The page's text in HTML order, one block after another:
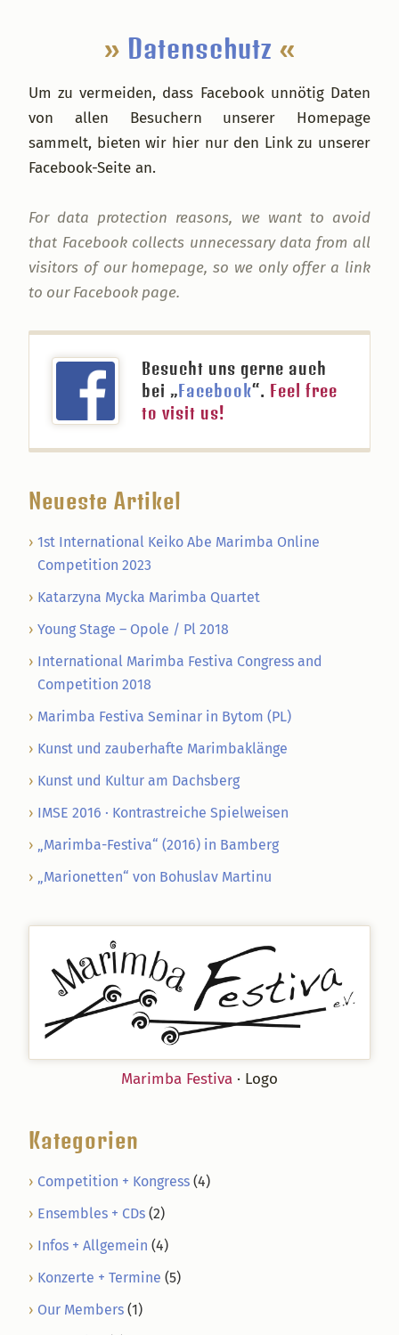
» Datenschutz «
Um zu vermeiden, dass Facebook unnötig Daten
von allen Besuchern unserer Homepage
sammelt, bieten wir hier nur den Link zu unserer
Facebook-Seite an.
For data protection reasons, we want to avoid
that Facebook collects unnecessary data from all
visitors of our homepage, so we only offer a link
to our Facebook page.
Besucht uns gerne auch
bei „Facebook“. Feel free
to visit us!
Neueste Artikel
1st International Keiko Abe Marimba Online
Competition 2023
Katarzyna Mycka Marimba Quartet
Young Stage – Opole / Pl 2018
International Marimba Festiva Congress and
Competition 2018
Marimba Festiva Seminar in Bytom (PL)
Kunst und zauberhafte Marimbaklänge
Kunst und Kultur am Dachsberg
IMSE 2016 · Kontrastreiche Spielweisen
„Marimba-Festiva“ (2016) in Bamberg
„Marionetten“ von Bohuslav Martinu
Marimba Festiva · Logo
Kategorien
Competition + Kongress (4)
Ensembles + CDs (2)
Infos + Allgemein (4)
Konzerte + Termine (5)
Our Members (1)